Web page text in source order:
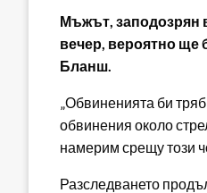
Мъжът, заподозрян
вечер, вероятно ще
Бланш.
„Обвиненията би
обвинения около
намерим срещу този
Разследването